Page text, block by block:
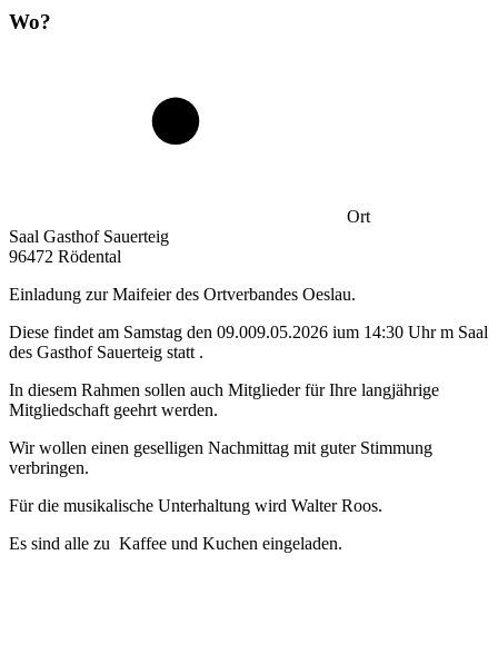
Wo?
Ort
Saal Gasthof Sauerteig
96472 Rödental
Einladung zur Maifeier des Ortverbandes Oeslau.
Diese findet am Samstag den 09.009.05.2026 ium 14:30 Uhr m Saal
des Gasthof Sauerteig statt .
In diesem Rahmen sollen auch Mitglieder für Ihre langjährige
Mitgliedschaft geehrt werden.
Wir wollen einen geselligen Nachmittag mit guter Stimmung
verbringen.
Für die musikalische Unterhaltung wird Walter Roos.
Es sind alle zu Kaffee und Kuchen eingeladen.